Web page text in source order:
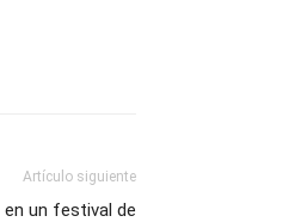
Artículo siguiente
en un festival de